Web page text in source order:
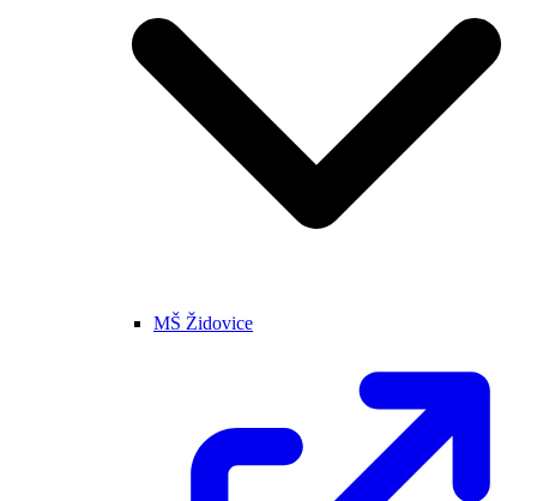
MŠ Židovice